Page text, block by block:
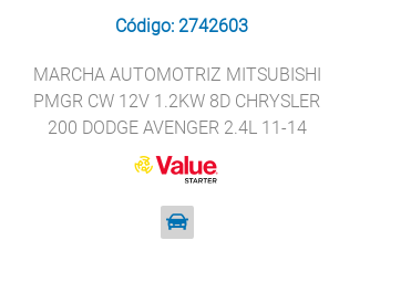
Código: 2742603
MARCHA AUTOMOTRIZ MITSUBISHI
PMGR CW 12V 1.2KW 8D CHRYSLER
200 DODGE AVENGER 2.4L 11-14
VALUE STARTER 19141